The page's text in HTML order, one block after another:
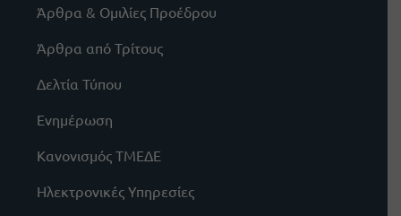
Άρθρα & Ομιλίες Προέδρου
Άρθρα από Τρίτους
Δελτία Τύπου
Ενημέρωση
Κανονισμός ΤΜΕΔΕ
Ηλεκτρονικές Υπηρεσίες